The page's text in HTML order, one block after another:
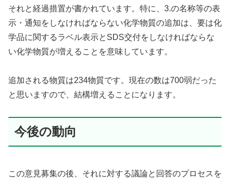
それと経過措置が書かれています。特に、3.の名称等の表
示・通知をしなければならない化学物質の追加は、要は化
学品に関するラベル表示とSDS交付をしなければならな
い化学物質が増えることを意味しています。
追加される物質は234物質です。現在の数は700弱だった
と思いますので、結構増えることになります。
今後の動向
この意見募集の後、それに対する議論と回答のプロセスを